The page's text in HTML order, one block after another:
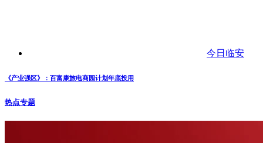
今日临安
《产业强区》：百富康旅电商园计划年底投用
热点专题